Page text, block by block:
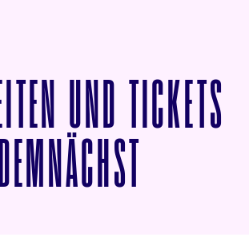
UND TICKETS
DEMNÄCHST